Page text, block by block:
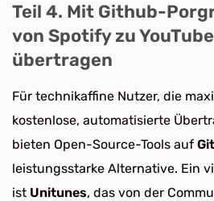
Teil 4. Mit Github-
von Spotify zu
übertragen
Für technikaffine Nutzer, die
kostenlose, automatisierte
bieten Open-Source-Tools auf
leistungsstarke Alternative. Ein
ist Unitunes, das von der